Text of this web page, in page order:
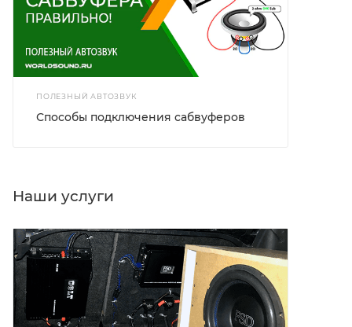
ПОЛЕЗНЫЙ АВТОЗВУК
Способы подключения сабвуферов
Наши услуги